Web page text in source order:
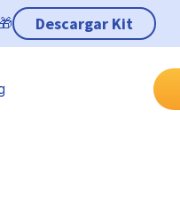
Descargar Kit